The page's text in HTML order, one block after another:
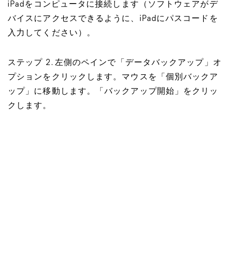
iPadをコンピュータに接続します（ソフトウェアがデ
バイスにアクセスできるように、iPadにパスコードを
入力してください）。
ステップ 2. 左側のペインで「データバックアップ」オ
プションをクリックします。マウスを「個別バックア
ップ」に移動します。「バックアップ開始」をクリッ
クします。